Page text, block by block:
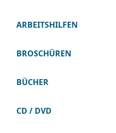
ARBEITSHILFEN
BROSCHÜREN
BÜCHER
CD / DVD